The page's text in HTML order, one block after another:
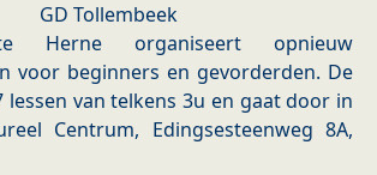
GD Tollembeek
Herne organiseert opnieuw
voor beginners en gevorderden. De
lessen van telkens 3u en gaat door in
Centrum, Edingsesteenweg 8A,